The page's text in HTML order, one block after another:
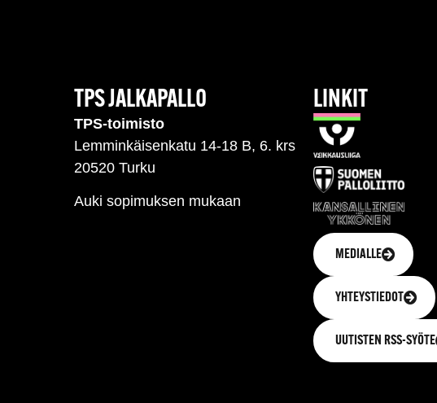
TPS JALKAPALLO
TPS-toimisto
Lemminkäisenkatu 14-18 B, 6. krs
20520 Turku
Auki sopimuksen mukaan
LINKIT
MEDIALLE
YHTEYSTIEDOT
UUTISTEN RSS-SYÖTE